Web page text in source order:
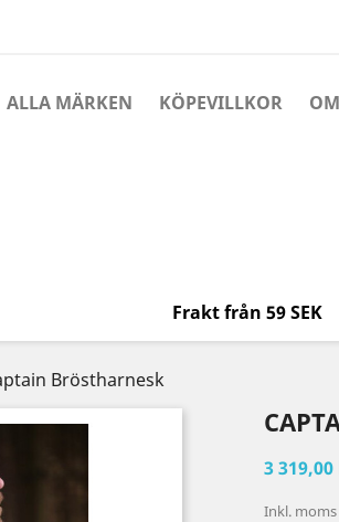
ALLA MÄRKEN KÖPEVILLKOR
Frakt från 59 SEK
Bröstharnesk
3
Inkl. moms